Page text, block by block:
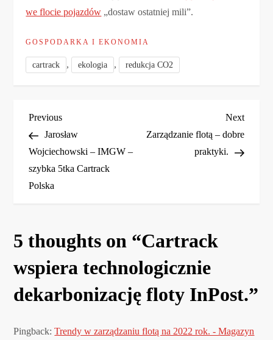
we flocie pojazdów „dostaw ostatniej mili”.
GOSPODARKA I EKONOMIA
cartrack , ekologia , redukcja CO2
N
a
w
g
a
c
j
Previous
Post
Previous
Jarosław
Wojciechowski – IMGW –
szybka 5tka Cartrack
Polska
Next
Post
Next
Zarządzanie flotą – dobre
praktyki.
5 thoughts on “Cartrack
wspiera technologicznie
dekarbonizację floty InPost.”
Pingback:Trendy w zarządzaniu flotą na 2022 rok. - Magazyn